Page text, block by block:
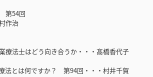
第54回
作治
療法士はどう向き合うか・・・髙橋香代子
法とは何ですか？ 第94回・・・村井千賀